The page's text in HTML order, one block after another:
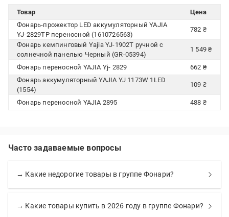
Товар
Цена
Фонарь-прожектор LED аккумуляторный YAJIA
YJ-2829TP переносной (1610726563)
782 ₴
Фонарь кемпинговый Yajia YJ-1902T ручной с
солнечной панелью Черный (GR-05394)
1 549 ₴
Фонарь переносной YAJIA Yj- 2829
662 ₴
Фонарь аккумуляторный YAJIA YJ 1173W 1LED
(1554)
109 ₴
Фонарь переносной YAJIA 2895 488 ₴
Часто задаваемые вопросы
→ Какие недорогие товары в группе Фонари?
→ Какие товары купить в 2026 году в группе Фонари?